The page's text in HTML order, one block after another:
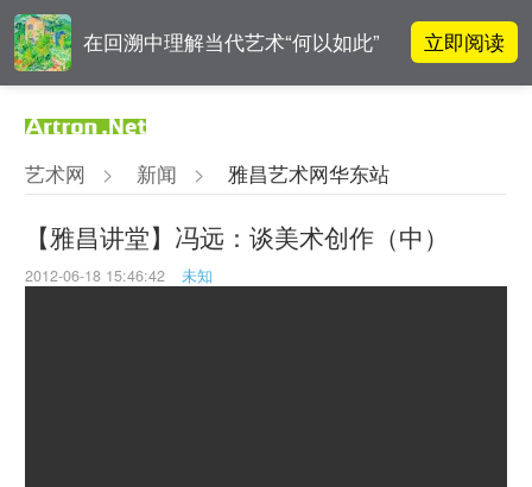
在回溯中理解当代艺术“何以如此” 立即阅读
粤籍留美艺术家
吕晓：北京画院两个中心十年 跨学
科带来齐白石研究新突破
OCAT上海馆：参与构建上海艺术生
立即阅读
艺术网 > 新闻 > 雅昌艺术网华东站
【雅昌讲堂】冯远：谈美术创作（中）
2012-06-18 15:46:42 未知